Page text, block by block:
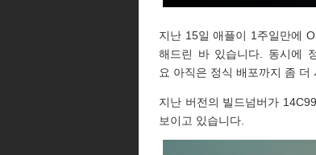
지난 15일 애플이 1주일만에
해드린 바 있습니다. 동시에
요 아직은 정식 배포까지 좀 더
지난 버전의 빌드넘버가
보이고 있습니다.